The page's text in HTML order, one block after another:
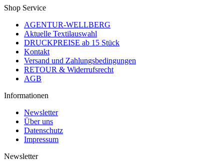
Shop Service
AGENTUR-WELLBERG
Aktuelle Textilauswahl
DRUCKPREISE ab 15 Stück
Kontakt
Versand und Zahlungsbedingungen
RETOUR & Widerrufsrecht
AGB
Informationen
Newsletter
Über uns
Datenschutz
Impressum
Newsletter